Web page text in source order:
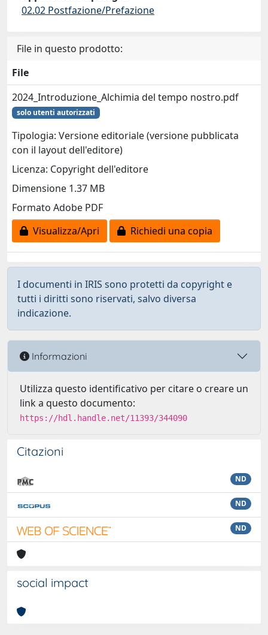
02.02 Postfazione/Prefazione
File in questo prodotto:
File
2024_Introduzione_Alchimia del tempo nostro.pdf
solo utenti autorizzati
Tipologia: Versione editoriale (versione pubblicata
con il layout dell'editore)
Licenza: Copyright dell'editore
Dimensione 1.37 MB
Formato Adobe PDF
Visualizza/Apri
Richiedi una copia
I documenti in IRIS sono protetti da copyright e
tutti i diritti sono riservati, salvo diversa
indicazione.
Informazioni
Utilizza questo identificativo per citare o creare un
link a questo documento:
https://hdl.handle.net/11393/344090
Citazioni
ND
ND
ND
social impact